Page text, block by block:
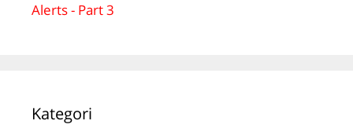
Alerts - Part 3
Kategori